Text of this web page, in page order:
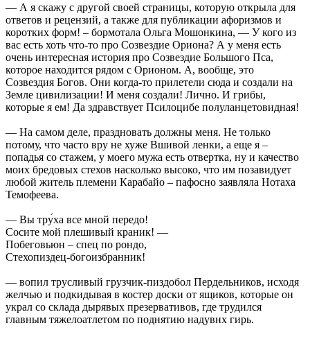
— А я скажу с другой своей страницы, которую открыла для
ответов и рецензий, а также для публикации афоризмов и
коротких форм! – бормотала Ольга Мошонкина, — У кого из
вас есть хоть что-то про Созвездие Ориона? А у меня есть
очень интересная история про Созвездие Большого Пса,
которое находится рядом с Орионом. А, вообще, это
Созвездия Богов. Они когда-то прилетели сюда и создали на
Земле цивилизации! И меня создали! Лично. И грибы,
которые я ем! Да здравствует Псилоцибе полуланцетовидная!
— На самом деле, праздновать должны меня. Не только
потому, что часто вру не хуже Вшивой ленки, а еще я –
попадья со стажем, у моего мужа есть отвертка, ну и качество
моих бредовых стехов насколько высоко, что им позавидует
любой житель племени Карабайо – пафосно заявляла Нотаха
Темофеева.
— Вы тру́ха все мной передо!
Сосите мой плешивый краник! —
Побеговьюн – спец по рондо,
Стехопиздец-богоизбранник!
— вопил трусливый грузчик-пиздобол Пердельников, исходя
желчью и подкидывая в костер доски от ящиков, которые он
украл со склада дырявых презервативов, где трудился
главным тяжелоатлетом по поднятию надувнх гирь.